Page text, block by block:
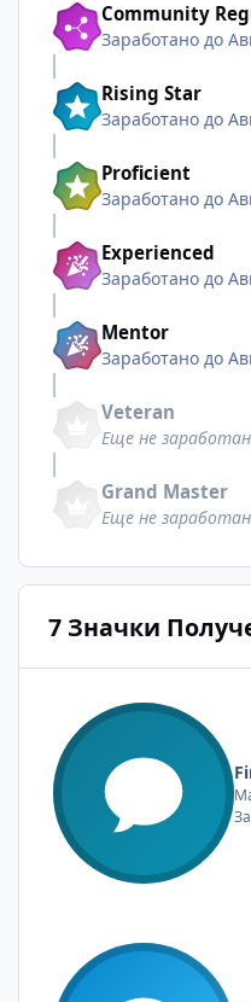
Community
Заработано до
Rising Star
Заработано до
Proficient
Заработано до
Experienced
Заработано до
Mentor
Заработано до
Veteran
Еще не
Grand Master
Еще не
7 Значки